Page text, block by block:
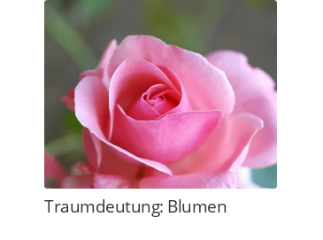
Traumdeutung: Blumen